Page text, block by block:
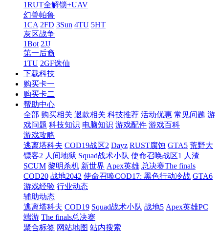
1RUT全解锁+UAV
幻兽帕鲁
1CA 2FD 3Sun 4TU 5HT
灰区战争
1Bot 2JJ
第一后裔
1TU 2GF诛仙
下载科技
购买卡一
购买卡二
帮助中心
全部 购买相关 退款相关 科技推荐 活动优惠 常见问题 游
戏问题 科技知识 电脑知识 游戏配件 游戏百科
游戏攻略
逃离塔科夫 COD19战区2 Dayz RUST腐蚀 GTA5 荒野大
镖客2 人间地狱 Squad战术小队 使命召唤战区1 人渣
SCUM 黎明杀机 新世界 Apex英雄 总决赛The finals
COD20 战地2042 使命召唤COD17: 黑色行动冷战 GTA6
游戏经验 行业动态
辅助动态
逃离塔科夫 COD19 Squad战术小队 战地5 Apex英雄PC
端游 The finals总决赛
聚合标签 网站地图 站内搜索